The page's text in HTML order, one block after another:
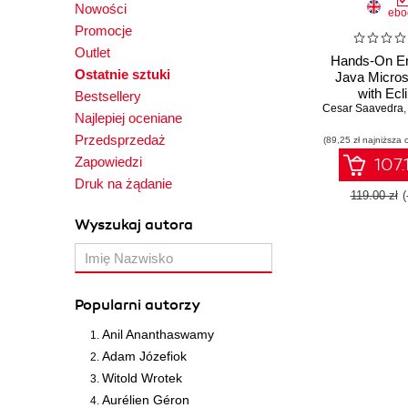
Nowości
Promocje
Outlet
Ostatnie sztuki
Bestsellery
Najlepiej oceniane
Przedsprzedaż
Zapowiedzi
Druk na żądanie
Wyszukaj autora
Popularni autorzy
Anil Ananthaswamy
Adam Józefiok
Witold Wrotek
Aurélien Géron
Hands-On
Java
with
MicroProfile.
architecture
Cesar Saavedra,
(89,25 zł najniższa
119.00 zł